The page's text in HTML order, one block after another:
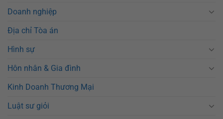
Doanh nghiệp
Địa chỉ Tòa án
Hình sự
Hôn nhân & Gia đình
Kinh Doanh Thương Mại
Luật sư giỏi